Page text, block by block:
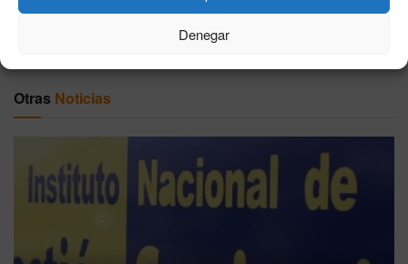
Denegar
duro diagnóstico
Otras Noticias